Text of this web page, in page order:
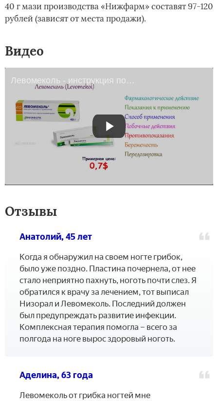
40 г мази производства «Нижфарм» составят 97-120
рублей (зависят от места продажи).
Видео
Левомеколь - инструкция по применению
Отзывы
Анатолий, 45 лет
Когда я обнаружил на своем ногте грибок,
было уже поздно. Пластина почернела, от нее
стало неприятно пахнуть, ноготь почти слез. Я
обратился к врачу за лечением, тот выписал
Низорал и Левомеколь. Последний должен
был предупреждать развитие инфекции.
Комплексная терапия помогла – всего за
полгода на ноге вырос здоровый ноготь.
Аделина, 63 года
Левомеколь от грибка ногтей мне